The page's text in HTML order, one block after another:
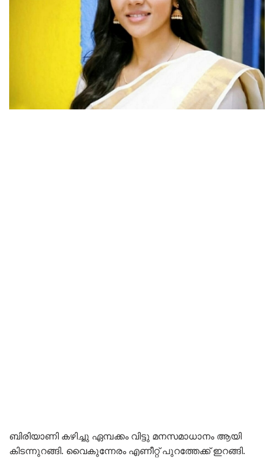
ബിരിയാണി കഴിച്ചു ഏമ്പക്കം വിട്ടു മനസമാധാനം ആയി
കിടന്നുറങ്ങി. വൈകുന്നേരം എണീറ്റ് പുറത്തേക്ക് ഇറങ്ങി.